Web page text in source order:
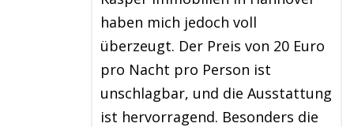
haben mich jedoch voll
überzeugt. Der Preis von 20 Euro
pro Nacht pro Person ist
unschlagbar, und die Ausstattung
ist hervorragend. Besonders die